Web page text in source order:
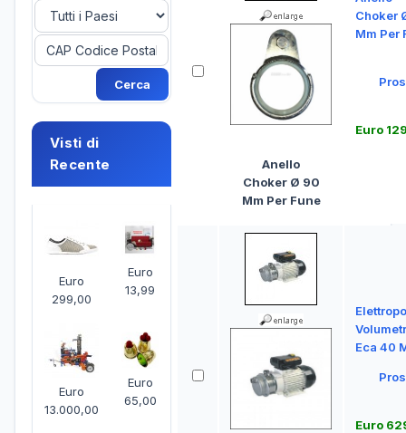
Visti di
Recente
Euro
299,00
Euro
13,99
Euro
13.000,00
Euro
65,00
Anello
Choker Ø 90
Mm Per Fune
Choker
Mm Per
Euro
Eca 40
Euro